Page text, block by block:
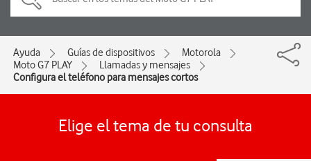
Ayuda Guías de dispositivos
Motorola
Moto G7 PLAY
Llamadas y mensajes
Configura el teléfono para mensajes cortos
Elige el tema de tu consulta